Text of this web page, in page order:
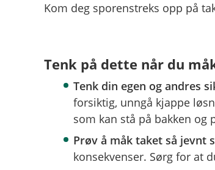
Kom deg sporenstreks opp på
Tenk på dette når du
Tenk din egen og andres
forsiktig, unngå kjappe
som kan stå på bakken og
Prøv å måk taket så jevnt
konsekvenser. Sørg for at